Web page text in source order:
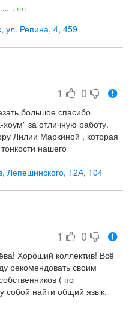
!!!!
ул. Репина, 4, 459
1 0
большое спасибо
за отличную работу.
Лилии Маркиной , которая
нашего
в работе, за
из участников сделки
Индивидуальный подход
Лепешинского, 12А, 104
1 0
Хороший коллектив! Всё
рекомендовать своим
( по
собой найти общий язык.
звеном. В итоге